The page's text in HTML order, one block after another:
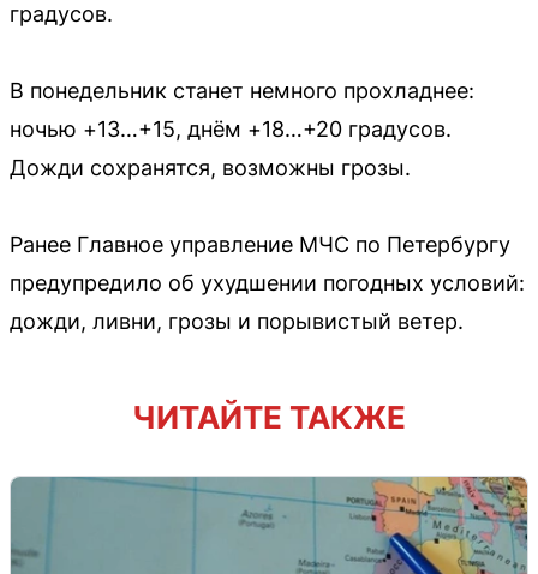
градусов.
В понедельник станет немного прохладнее:
ночью +13…+15, днём +18…+20 градусов.
Дожди сохранятся, возможны грозы.
Ранее Главное управление МЧС по Петербургу
предупредило об ухудшении погодных условий:
дожди, ливни, грозы и порывистый ветер.
ЧИТАЙТЕ ТАКЖЕ